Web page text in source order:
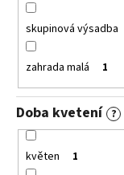
skupinová výsadba
zahrada malá 1
Doba kvetení ?
květen 1